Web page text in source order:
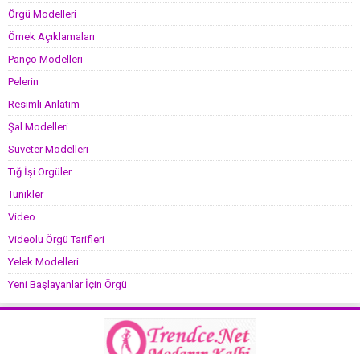
Örgü Modelleri
Örnek Açıklamaları
Panço Modelleri
Pelerin
Resimli Anlatım
Şal Modelleri
Süveter Modelleri
Tığ İşi Örgüler
Tunikler
Video
Videolu Örgü Tarifleri
Yelek Modelleri
Yeni Başlayanlar İçin Örgü